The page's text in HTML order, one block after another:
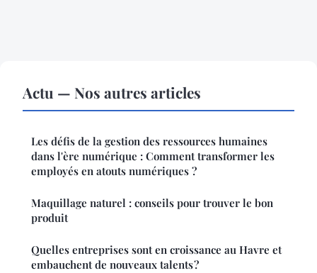
Actu — Nos autres articles
Les défis de la gestion des ressources humaines
dans l'ère numérique : Comment transformer les
employés en atouts numériques ?
Maquillage naturel : conseils pour trouver le bon
produit
Quelles entreprises sont en croissance au Havre et
embauchent de nouveaux talents ?